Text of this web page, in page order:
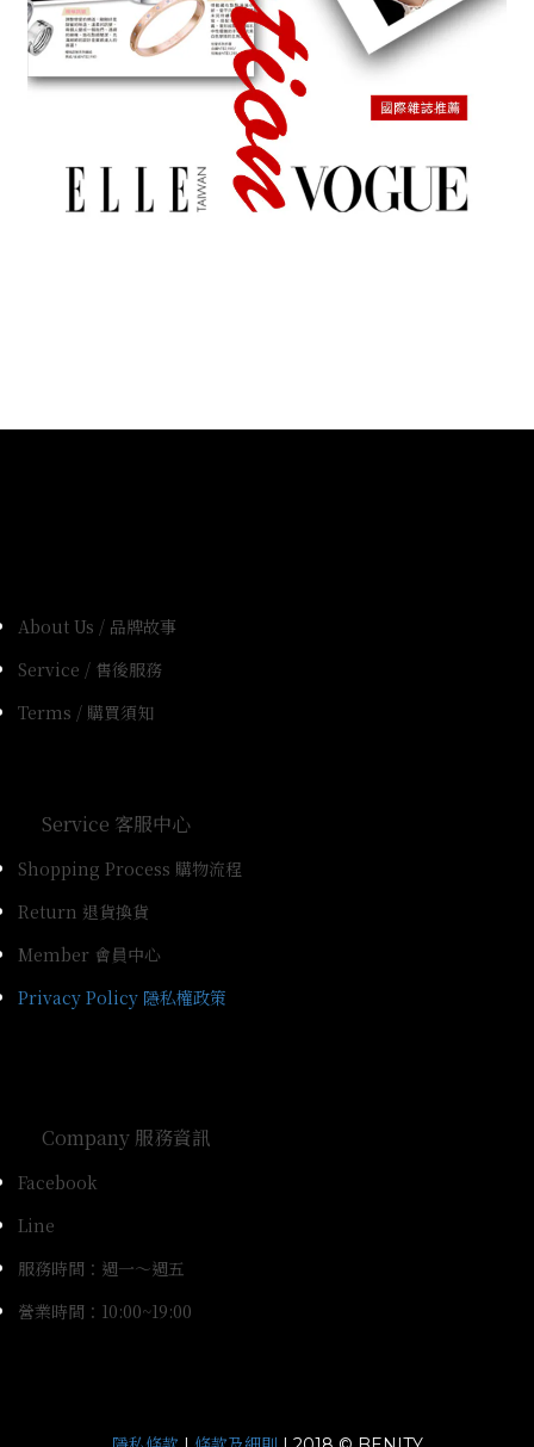
About Us / 品牌故事
Service / 售後服務
Terms / 購買須知
Service 客服中心
Shopping Process 購物流程
Return 退貨換貨
Member 會員中心
Privacy Policy 隱私權政策
Company 服務資訊
Facebook
Line
服務時間：週一～週五
營業時間：10:00~19:00